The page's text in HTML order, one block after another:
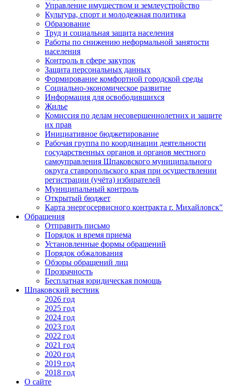
Управление имуществом и землеустройство
Культура, спорт и молодежная политика
Образование
Труд и социальная защита населения
Работы по снижению неформальной занятости
населения
Контроль в сфере закупок
Защита персональных данных
Формирование комфортной городской среды
Социально-экономическое развитие
Информация для освободившихся
Жилье
Комиссия по делам несовершеннолетних и защите
их прав
Инициативное бюджетирование
Рабочая группа по координации деятельности
государственных органов и органов местного
самоуправления Шпаковского муниципального
округа ставропольского края при осуществлении
регистрации (учёта) избирателей
Муниципальный контроль
Открытый бюджет
Карта энергосервисного контракта г. Михайловск"
Обращения
Отправить письмо
Порядок и время приема
Установленные формы обращений
Порядок обжалования
Обзоры обращений лиц
Прозрачность
Бесплатная юридическая помощь
Шпаковский вестник
2026 год
2025 год
2024 год
2023 год
2022 год
2021 год
2020 год
2019 год
2018 год
О сайте